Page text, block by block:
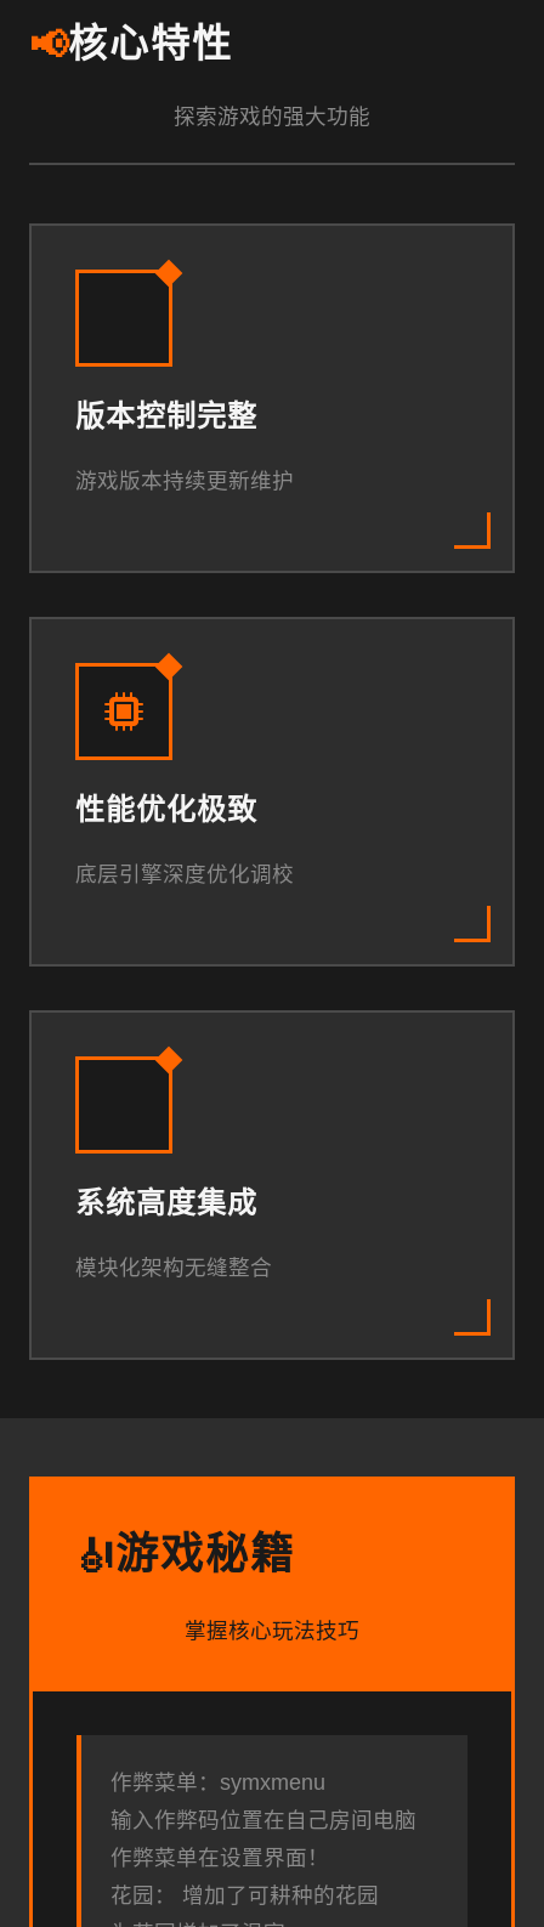
📢核心特性
探索游戏的强大功能
版本控制完整
游戏版本持续更新维护
性能优化极致
底层引擎深度优化调校
系统高度集成
模块化架构无缝整合
🎻游戏秘籍
掌握核心玩法技巧
作弊菜单：symxmenu
输入作弊码位置在自己房间电脑
作弊菜单在设置界面！
花园： 增加了可耕种的花园